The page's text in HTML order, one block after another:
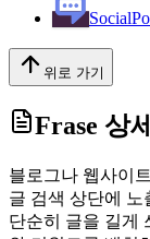
위로 가기
Frase 상
블로그나 웹사이
글 검색 상단에 노
단순히 글을 길게